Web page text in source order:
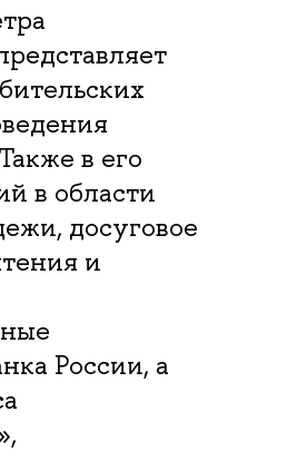
в его
в области
досуговое
и
России, а